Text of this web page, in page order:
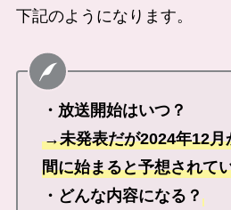
下記のようになります。
・放送開始はいつ？
→未発表だが2024年12月
間に始まると予想されて
・どんな内容になる？